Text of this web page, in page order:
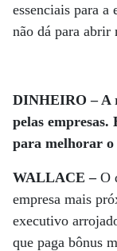
essenciais para a
não dá para abrir
DINHEIRO – A
pelas empresas.
para melhorar
WALLACE – O
empresa mais
executivo
que paga bônus